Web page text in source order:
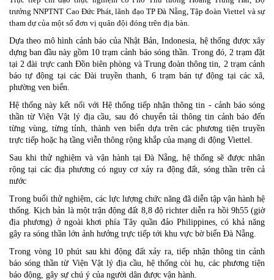
trưởng NNPTNT Cao Đức Phát, lãnh đạo TP Đà Nẵng, Tập đoàn Viettel và sự
tham dự của một số đơn vị quân đội đóng trên địa bàn.
Dựa theo mô hình cảnh báo của Nhật Bản, Indonesia, hệ thống được xây
dựng ban đầu này gồm 10 trạm cảnh báo sóng thần. Trong đó, 2 trạm đặt
tại 2 đài trực canh Đồn biên phòng và Trung đoàn thông tin, 2 trạm cảnh
báo tự động tại các Đài truyền thanh, 6 trạm bán tự động tại các xã,
phường ven biển.
Hệ thống này kết nối với Hệ thống tiếp nhận thông tin - cảnh báo sóng
thần từ Viện Vật lý địa cầu, sau đó chuyển tải thông tin cảnh báo đến
từng vùng, từng tỉnh, thành ven biển dựa trên các phương tiện truyền
trực tiếp hoặc hạ tầng viễn thông rộng khắp của mạng di động Viettel.
Sau khi thử nghiệm và vận hành tại Đà Nẵng, hệ thống sẽ được nhân
rộng tại các địa phương có nguy cơ xảy ra động đất, sóng thần trên cả
nước
Trong buổi thử nghiệm, các lực lượng chức năng đã diễn tập vận hành hệ
thống. Kịch bản là một trận động đất 8,8 độ richter diễn ra hồi 9h55 (giờ
địa phương) ở ngoài khơi phía Tây quần đảo Philippines, có khả năng
gây ra sóng thần lớn ảnh hưởng trực tiếp tới khu vực bờ biển Đà Nẵng.
Trong vòng 10 phút sau khi động đất xảy ra, tiếp nhận thông tin cảnh
báo sóng thần từ Viện Vật lý địa cầu, hệ thống còi hụ, các phương tiện
báo động, gây sự chú ý của người dân được vận hành.